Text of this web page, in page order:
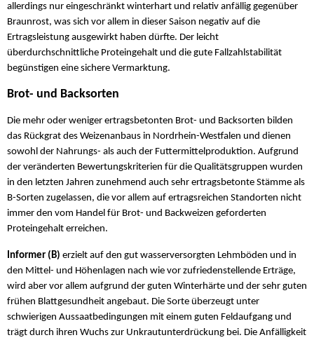
allerdings nur eingeschränkt winterhart und relativ anfällig gegenüber
Braunrost, was sich vor allem in dieser Saison negativ auf die
Ertragsleistung ausgewirkt haben dürfte. Der leicht
überdurchschnittliche Proteingehalt und die gute Fallzahlstabilität
begünstigen eine sichere Vermarktung.
Brot- und Backsorten
Die mehr oder weniger ertragsbetonten Brot- und Backsorten bilden
das Rückgrat des Weizenanbaus in Nordrhein-Westfalen und dienen
sowohl der Nahrungs- als auch der Futtermittelproduktion. Aufgrund
der veränderten Bewertungskriterien für die Qualitätsgruppen wurden
in den letzten Jahren zunehmend auch sehr ertragsbetonte Stämme als
B-Sorten zugelassen, die vor allem auf ertragsreichen Standorten nicht
immer den vom Handel für Brot- und Backweizen geforderten
Proteingehalt erreichen.
Informer (B) erzielt auf den gut wasserversorgten Lehmböden und in
den Mittel- und Höhenlagen nach wie vor zufriedenstellende Erträge,
wird aber vor allem aufgrund der guten Winterhärte und der sehr guten
frühen Blattgesundheit angebaut. Die Sorte überzeugt unter
schwierigen Aussaatbedingungen mit einem guten Feldaufgang und
trägt durch ihren Wuchs zur Unkrautunterdrückung bei. Die Anfälligkeit